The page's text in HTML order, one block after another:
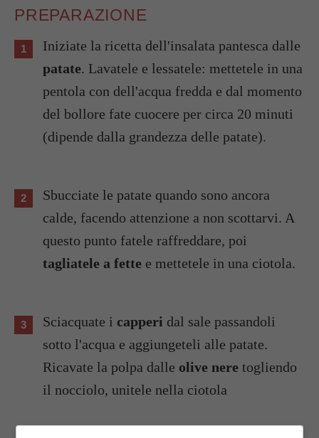
PREPARAZIONE
Iniziate la ricetta dell'insalata pantesca dalle
patate. Lavatele e lessatele: mettetele in una
pentola con dell'acqua fredda e dal momento
del bollore fate cuocere per circa 20 minuti
(dipende dalla grandezza delle patate).
Sbucciate le patate quando sono ancora
calde, facendo attenzione a non scottarvi. A
questo punto fatele raffreddare, poi
tagliatele a fette e mettetele in una ciotola.
Sciacquate i capperi dal sale passandoli
sotto l'acqua e aggiungeteli alle patate.
Ricavate la polpa dalle olive nere togliendo
il nocciolo, unitele nella ciotola